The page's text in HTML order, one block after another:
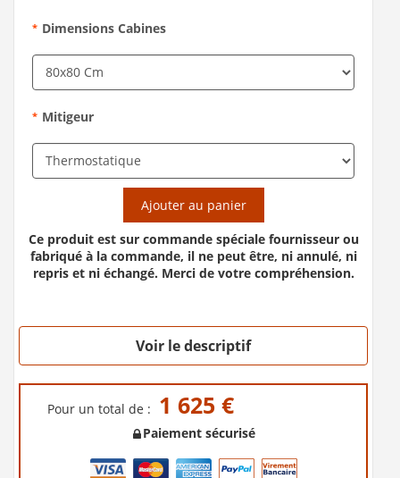
* Dimensions Cabines
* Mitigeur
Ajouter au panier
Ce produit est sur commande spéciale fournisseur ou
fabriqué à la commande, il ne peut être, ni annulé, ni
repris et ni échangé. Merci de votre compréhension.
Voir le descriptif
Pour un total de : 1 625 €
Paiement sécurisé